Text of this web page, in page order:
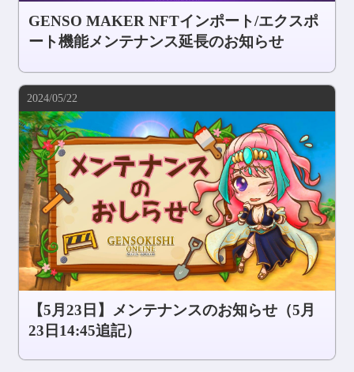
GENSO MAKER NFTインポート/エクスポ
ート機能メンテナンス延長のお知らせ
2024/05/22
【5月23日】メンテナンスのお知らせ（5月
23日14:45追記）